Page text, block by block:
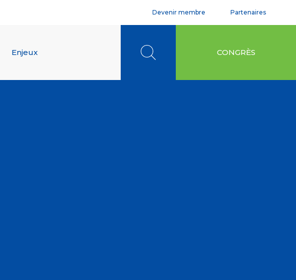
Devenir membre Partenaires
Enjeux Rechercher CONGRÈS